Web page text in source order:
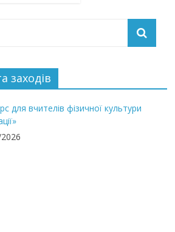
заходів
для вчителів фізичної культури